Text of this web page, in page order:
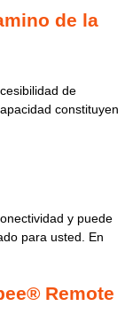
de la
de
constituyen
y puede
para usted. En
Remote